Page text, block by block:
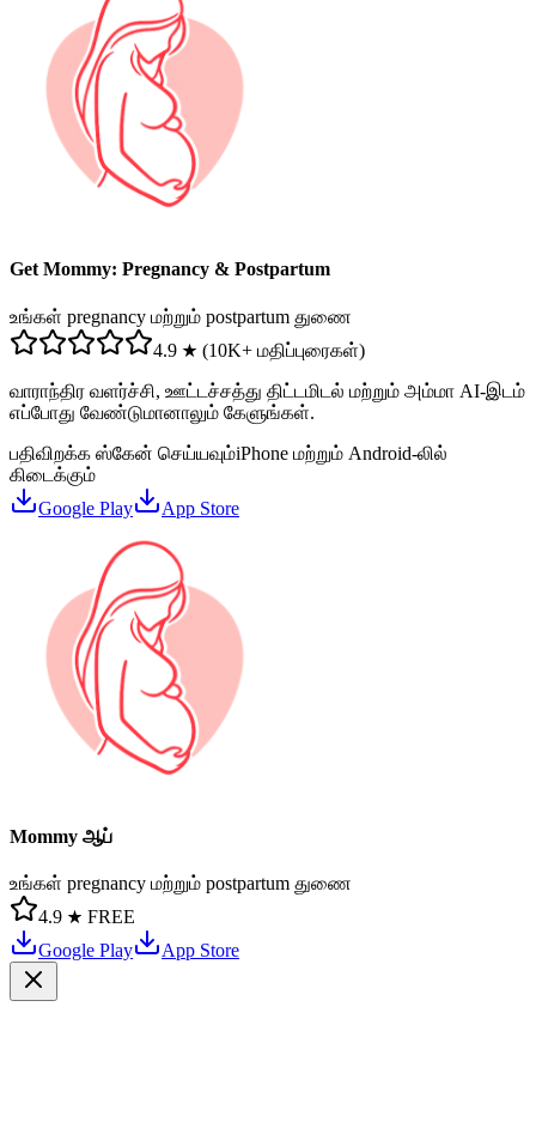
Get Mommy: Pregnancy & Postpartum
உங்கள் pregnancy மற்றும் postpartum துணை
4.9 ★ (10K+ மதிப்புரைகள்)
வாராந்திர வளர்ச்சி, ஊட்டச்சத்து திட்டமிடல் மற்றும் அம்மா AI-இடம்
எப்போது வேண்டுமானாலும் கேளுங்கள்.
பதிவிறக்க ஸ்கேன் செய்யவும்iPhone மற்றும் Android-லில்
கிடைக்கும்
Google Play
App Store
Mommy ஆப்
உங்கள் pregnancy மற்றும் postpartum துணை
4.9 ★ FREE
Google Play
App Store